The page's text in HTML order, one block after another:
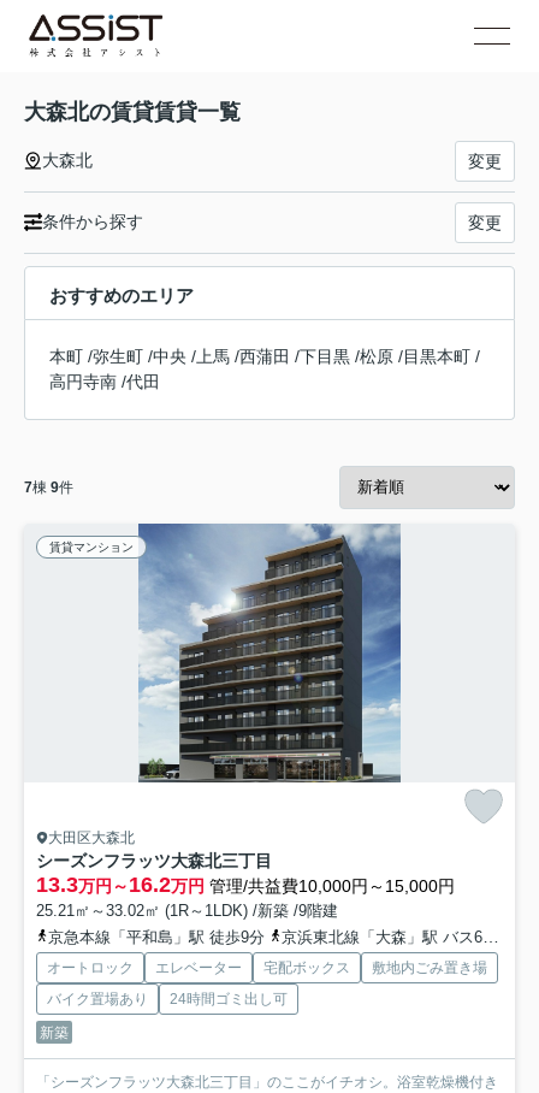
大森北の賃貸賃貸一覧
大森北 変更
条件から探す 変更
おすすめのエリア
本町 /弥生町 /中央 / 上馬 /西蒲田 /下目黒 /松原 /目黒本町 /
高円寺南 /代田
7棟 9件
賃貸マンション
大田区大森北
シーズンフラッツ大森北三丁目
13.3万円～16.2万円 管理/共益費10,000円～15,000円
25.21㎡～33.02㎡ (1R～1LDK) /新築 /9階建
京急本線「平和島」駅 徒歩9分
京浜東北線「大森」駅 バス6分 「大森駅」 停歩13分
オートロック エレベーター 宅配ボックス
敷地内ごみ置き場
バイク置場あり
24時間ゴミ出し可
新築
「シーズンフラッツ大森北三丁目」のここがイチオシ。浴室乾燥機付き